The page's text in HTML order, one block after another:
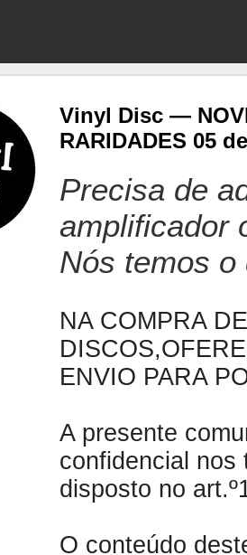
Vinyl Disc —
RARIDADES 05
Precisa de
amplificador
Nós temos o
NA COMPRA
ENVIO PARA
A presente
confidencial nos
disposto no
O conteúdo